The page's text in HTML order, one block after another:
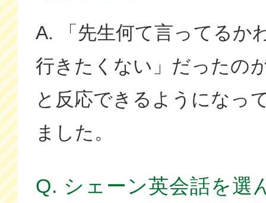
A. 「先生何て言ってるか
行きたくない」だったの
と反応できるようになっ
ました。
Q. シェーン英会話を選